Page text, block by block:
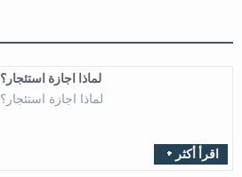
لماذا اجازة استئجار؟
لماذا اجازة استئجار؟
+ اقرأ أكثر